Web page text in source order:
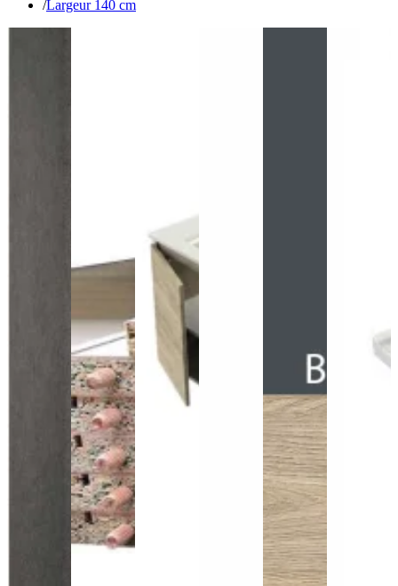
/Largeur 140 cm